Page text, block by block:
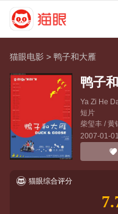
猫眼电影 >鸭子和大雁
鸭子
Ya Zi He
短片
柴玺丰/黄
2007-01-
猫眼综合评分